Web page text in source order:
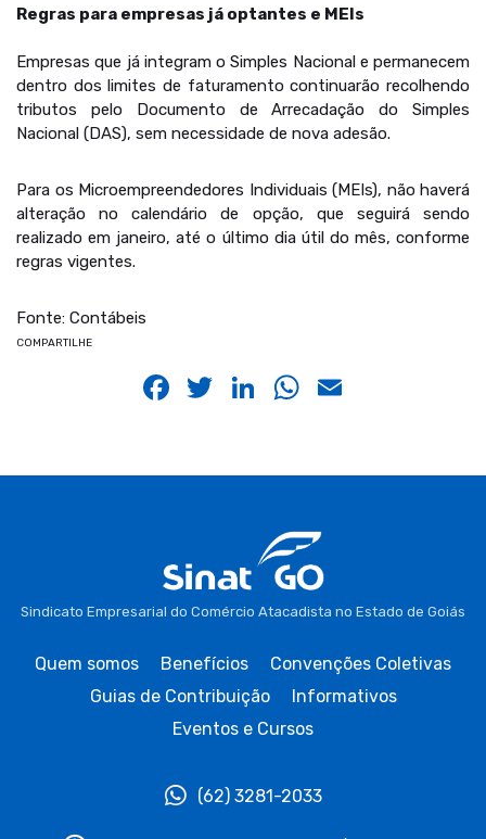
Regras para empresas já optantes e MEIs
Empresas que já integram o Simples Nacional e permanecem
dentro dos limites de faturamento continuarão recolhendo
tributos pelo Documento de Arrecadação do Simples
Nacional (DAS), sem necessidade de nova adesão.
Para os Microempreendedores Individuais (MEIs), não haverá
alteração no calendário de opção, que seguirá sendo
realizado em janeiro, até o último dia útil do mês, conforme
regras vigentes.
Fonte: Contábeis
COMPARTILHE
Facebook
Twitter
LinkedIn
WhatsApp
Sindicato Empresarial do Comércio Atacadista no Estado de Goiás
Quem somos Benefícios
Convenções Coletivas
Guias de Contribuição
Informativos
Eventos e Cursos
(62) 3281-2033